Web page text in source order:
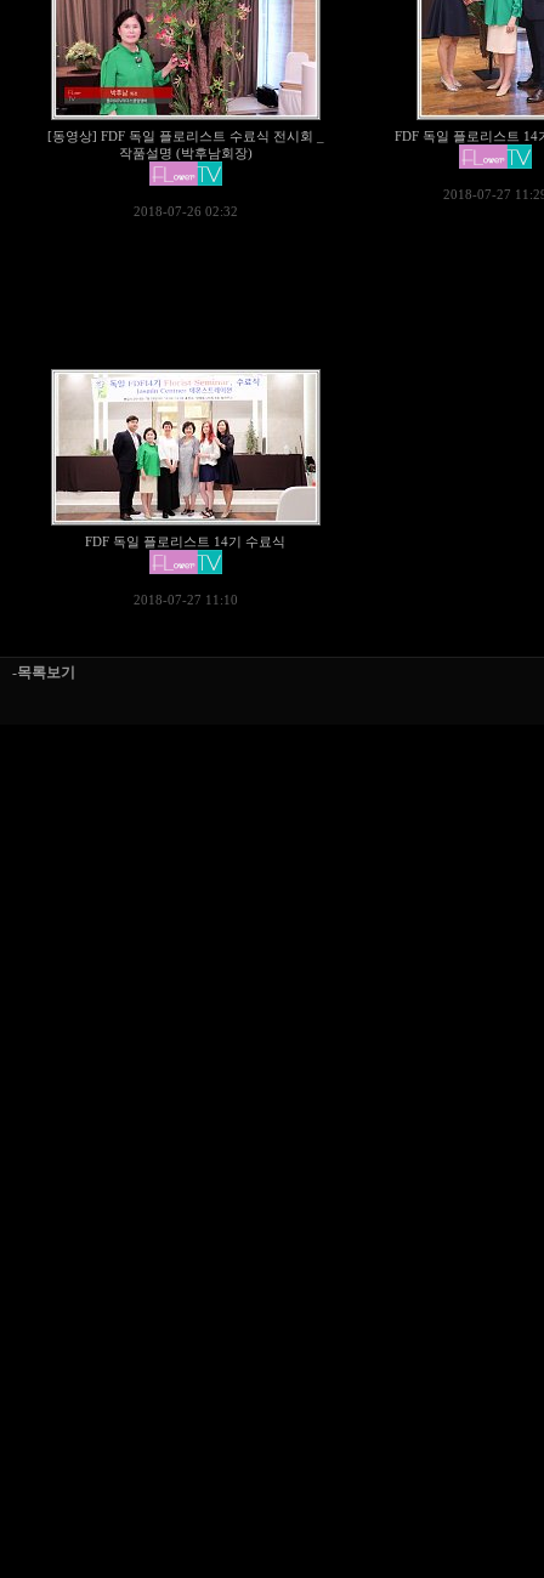
[동영상] FDF 독일 플로리스트 수료식 전시회 _
작품설명 (박후남회장)
2018-07-26 02:32
FDF 독일 플로리스트 14
2018-07-27
FDF 독일 플로리스트 14기 수료식
2018-07-27 11:10
-목록보기